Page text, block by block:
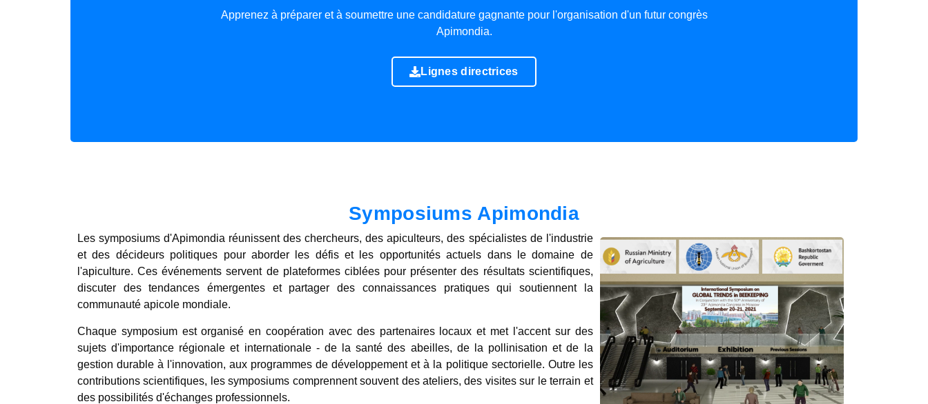
Apprenez à préparer et à soumettre une candidature gagnante pour l'organisation d'un futur congrès
Apimondia.
Lignes directrices
Symposiums Apimondia
Les symposiums d'Apimondia réunissent des chercheurs, des apiculteurs, des spécialistes de l'industrie
et des décideurs politiques pour aborder les défis et les opportunités actuels dans le domaine de
l'apiculture. Ces événements servent de plateformes ciblées pour présenter des résultats scientifiques,
discuter des tendances émergentes et partager des connaissances pratiques qui soutiennent la
communauté apicole mondiale.
Chaque symposium est organisé en coopération avec des partenaires locaux et met l'accent sur des
sujets d'importance régionale et internationale - de la santé des abeilles, de la pollinisation et de la
gestion durable à l'innovation, aux programmes de développement et à la politique sectorielle. Outre les
contributions scientifiques, les symposiums comprennent souvent des ateliers, des visites sur le terrain et
des possibilités d'échanges professionnels.